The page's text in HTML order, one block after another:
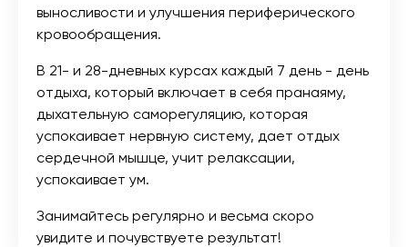
выносливости и улучшения периферического
кровообращения.
В 21- и 28-дневных курсах каждый 7 день - день
отдыха, который включает в себя пранаяму,
дыхательную саморегуляцию, которая
успокаивает нервную систему, дает отдых
сердечной мышце, учит релаксации,
успокаивает ум.
Занимайтесь регулярно и весьма скоро
увидите и почувствуете результат!